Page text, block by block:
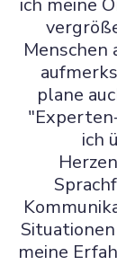
Menschen
plane
ich
meine